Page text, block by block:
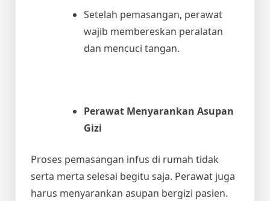
Setelah pemasangan, perawat
wajib membereskan peralatan
dan mencuci tangan.
Perawat Menyarankan Asupan
Gizi
Proses pemasangan infus di rumah tidak
serta merta selesai begitu saja. Perawat juga
harus menyarankan asupan bergizi pasien.